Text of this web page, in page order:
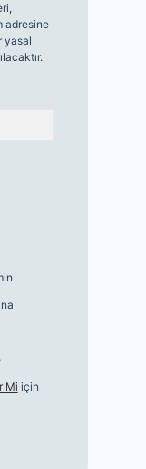
adresine
yasal
Mi için